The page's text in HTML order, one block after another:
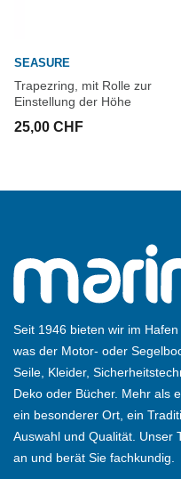
SEASURE
Trapezring, mit Rolle zur
Einstellung der Höhe
25,00 CHF
Seit 1946 bieten wir im
was der Motor- oder
Seile, Kleider,
Deko oder Bücher. Mehr als
ein besonderer Ort, ein
Auswahl und Qualität. Unser
an und berät Sie fachkundig.